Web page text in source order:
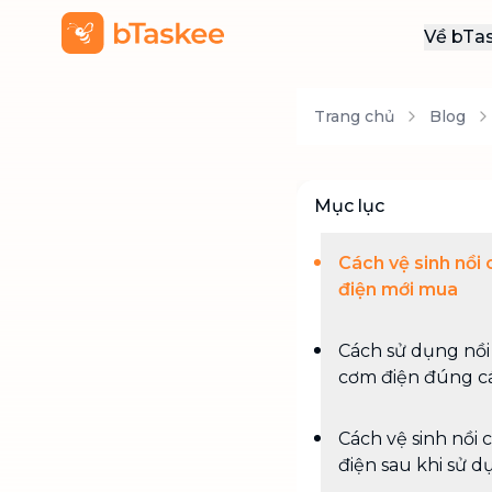
Về
Trang chủ Blog
Mục lục
Cách vệ sinh nồi
điện mới mua
Cách sử dụng nồi
cơm điện đúng
Cách vệ sinh nồi
điện sau khi sử